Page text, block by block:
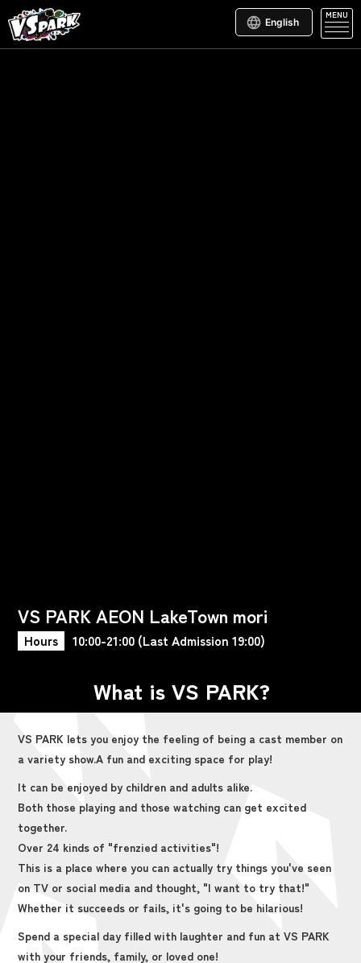
English
MENU
VS PARK AEON LakeTown mori
Hours 10:00-21:00 (Last Admission 19:00)
What is VS PARK?
VS PARK lets you enjoy the feeling of being a cast member on
a variety show.A fun and exciting space for play!
It can be enjoyed by children and adults alike.
Both those playing and those watching can get excited
together.
Over 24 kinds of "frenzied activities"!
This is a place where you can actually try things you've seen
on TV or social media and thought, "I want to try that!"
Whether it succeeds or fails, it's going to be hilarious!
Spend a special day filled with laughter and fun at VS PARK
with your friends, family, or loved one!